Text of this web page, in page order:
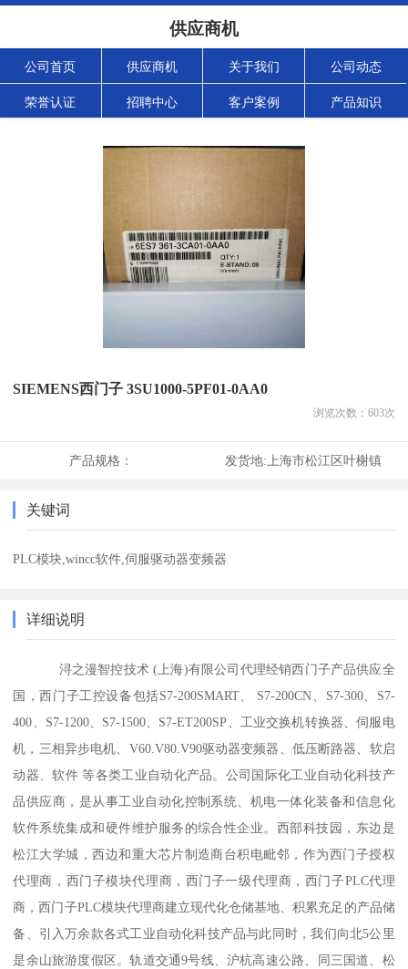
供应商机
公司首页 供应商机 关于我们 公司动态
荣誉认证 招聘中心 客户案例 产品知识
SIEMENS西门子 3SU1000-5PF01-0AA0
浏览次数： 603次
产品规格： 发货地: 上海市松江区叶榭镇
关键词
PLC模块,wincc软件,伺服驱动器变频器
详细说明
浔之漫智控技术 (上海)有限公司代理经销西门子产品供应全
国，西门子工控设备包括S7-200SMART、 S7-200CN、S7-300、S7-
400、S7-1200、S7-1500、S7-ET200SP、工业交换机转换器、伺服电
机，三相异步电机、V60.V80.V90驱动器变频器、低压断路器、软启
动器、软件 等各类工业自动化产品。公司国际化工业自动化科技产
品供应商，是从事工业自动化控制系统、机电一体化装备和信息化
软件系统集成和硬件维护服务的综合性企业。西部科技园，东边是
松江大学城，西边和重大芯片制造商台积电毗邻，作为西门子授权
代理商，西门子模块代理商，西门子一级代理商，西门子PLC代理
商，西门子PLC模块代理商建立现代化仓储基地、积累充足的产品储
备、引入万余款各式工业自动化科技产品与此同时，我们向北5公里
是余山旅游度假区。轨道交通9号线、沪杭高速公路、同三国道、松